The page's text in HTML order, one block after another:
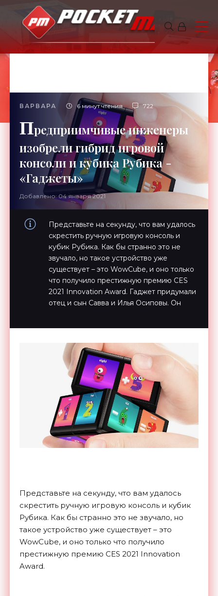
ВАРВАРА 6 минут чтения 722
Предприимчивые инженеры
изобрели гибрид игровой
консоли и кубика Рубика -
«Гаджеты»
Добавлено: 04 января 2021
Представьте на секунду, что вам удалось
скрестить ручную игровую консоль и
кубик Рубика. Как бы странно это не
звучало, но такое устройство уже
существует – это WowCube, и оно только
что получило престижную премию CES
2021 Innovation Award. Гаджет придумали
отец и сын Савва и Илья Осиповы. Он
Представьте на секунду, что вам удалось
скрестить ручную игровую консоль и кубик
Рубика. Как бы странно это не звучало, но
такое устройство уже существует – это
WowCube, и оно только что получило
престижную премию CES 2021 Innovation
Award.